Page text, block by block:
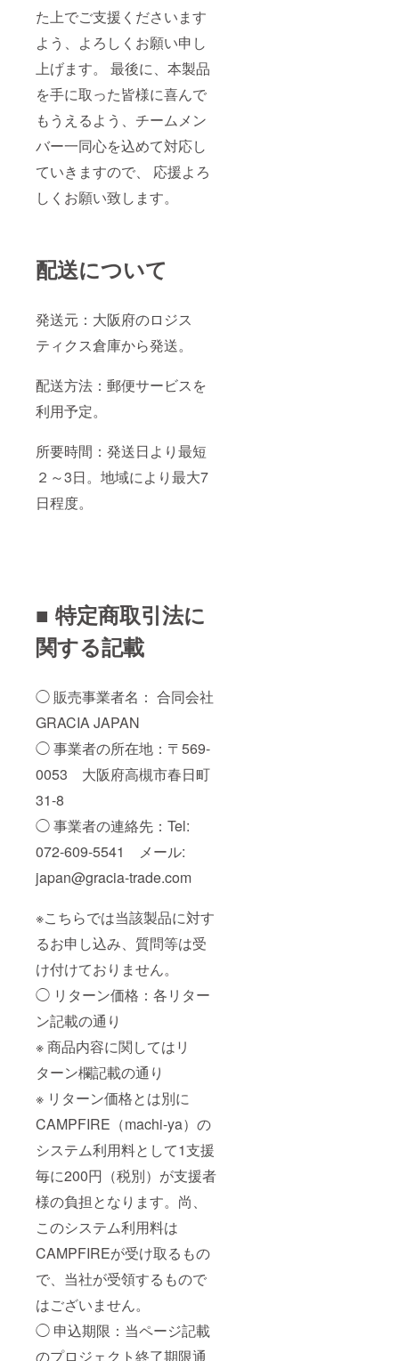
た上でご支援くださいます
よう、よろしくお願い申し
上げます。 最後に、本製品
を手に取った皆様に喜んで
もうえるよう、チームメン
バー一同心を込めて対応し
ていきますので、 応援よろ
しくお願い致します。
配送について
発送元：大阪府のロジス
ティクス倉庫から発送。
配送方法：郵便サービスを
利用予定。
所要時間：発送日より最短
２～3日。地域により最大7
日程度。
■ 特定商取引法に
関する記載
◯ 販売事業者名： 合同会社
GRACIA JAPAN
◯ 事業者の所在地：〒569-
0053 大阪府高槻市春日町
31-8
◯ 事業者の連絡先：Tel:
072-609-5541 メール:
japan@gracia-trade.com
※こちらでは当該製品に対す
るお申し込み、質問等は受
け付けておりません。
◯ リターン価格：各リター
ン記載の通り
※ 商品内容に関してはリ
ターン欄記載の通り
※ リターン価格とは別に
CAMPFIRE（machi-ya）の
システム利用料として1支援
毎に200円（税別）が支援者
様の負担となります。尚、
このシステム利用料は
CAMPFIREが受け取るもの
で、当社が受領するもので
はございません。
◯ 申込期限：当ページ記載
のプロジェクト終了期限通